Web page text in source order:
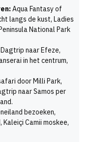
Aqua Fantasy of
langs de kust, Ladies
National Park
Dagtrip naar Efeze,
in het centrum,
door Milli Park,
naar Samos per
bezoeken,
Camii moskee,